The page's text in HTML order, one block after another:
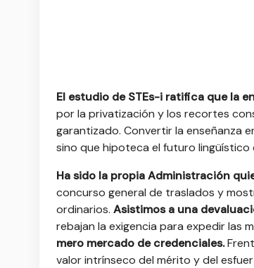
El estudio de STEs-i ratifica que la
por la privatización y los recortes
garantizado. Convertir la enseñanza
sino que hipoteca el futuro lingüístico
Ha sido la propia Administración
concurso general de traslados y
ordinarios. Asistimos a una
rebajan la exigencia para expedir las
mero mercado de credenciales.
valor intrínseco del mérito y del